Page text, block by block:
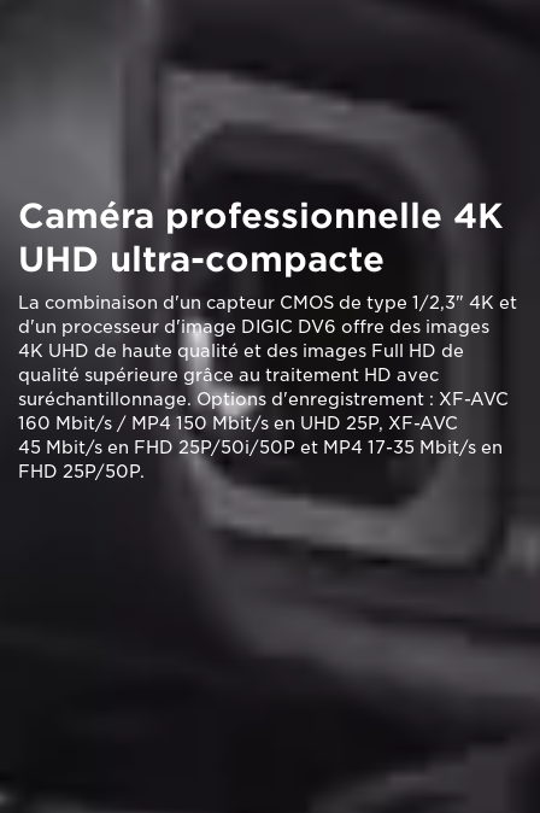
Caméra professionnelle 4K
UHD ultra-compacte
La combinaison d'un capteur CMOS de type 1/2,3" 4K et
d'un processeur d'image DIGIC DV6 offre des images
4K UHD de haute qualité et des images Full HD de
qualité supérieure grâce au traitement HD avec
suréchantillonnage. Options d'enregistrement : XF-AVC
160 Mbit/s / MP4 150 Mbit/s en UHD 25P, XF-AVC
45 Mbit/s en FHD 25P/50i/50P et MP4 17-35 Mbit/s en
FHD 25P/50P.